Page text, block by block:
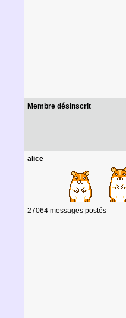
Membre désinscrit
alice
27064 messages postés